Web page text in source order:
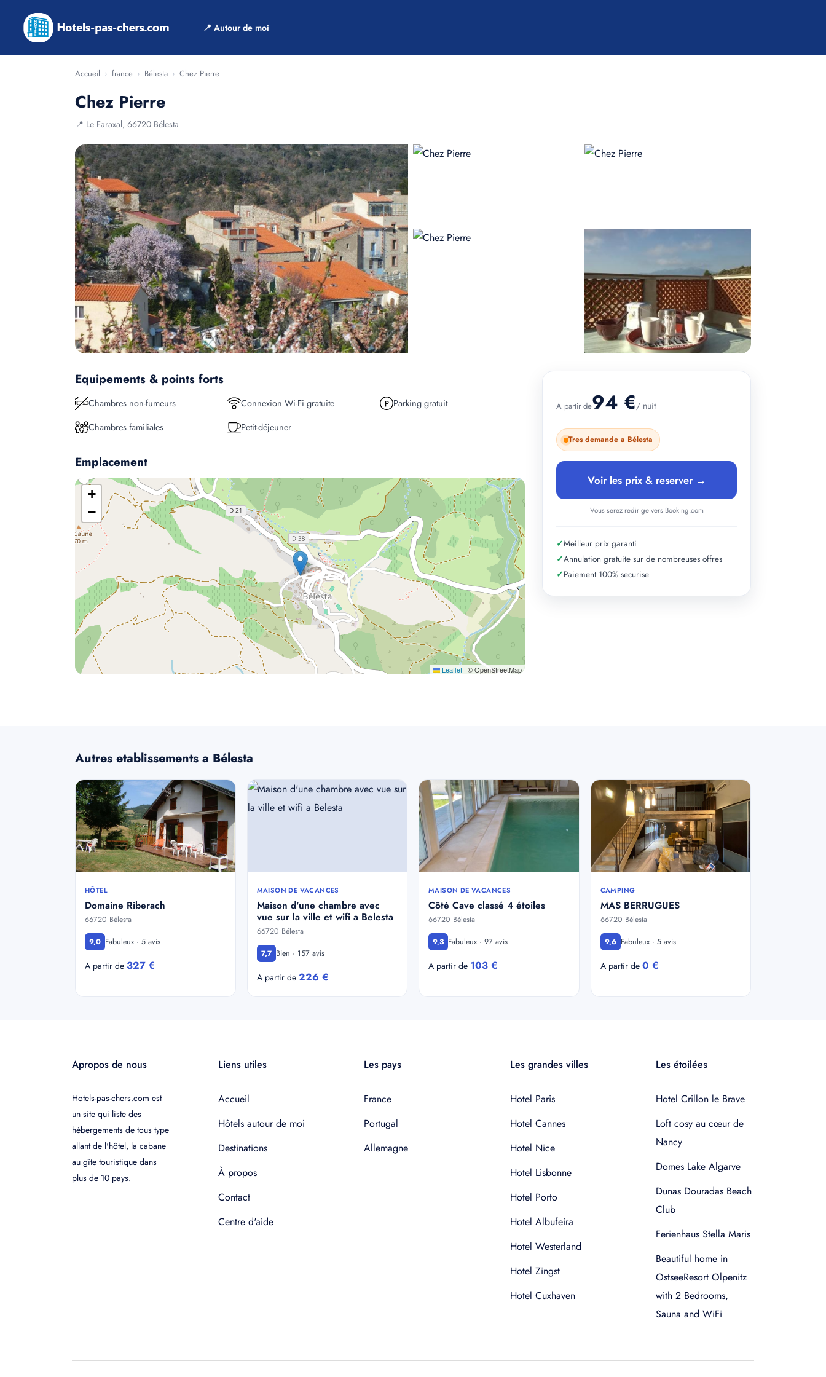
📍 Autour de moi
Accueil › france › Bélesta › Chez Pierre
Chez Pierre
📍 Le Faraxal, 66720 Bélesta
Equipements & points forts
Chambres non-fumeurs Connexion Wi-Fi gratuite
Parking gratuit
Chambres familiales
Petit-déjeuner
Emplacement
+
−
Leaflet | © OpenStreetMap
A partir de94 €/ nuit
Tres demande a Bélesta
Voir les prix & reserver →
Vous serez redirige vers Booking.com
✓Meilleur prix garanti
✓Annulation gratuite sur de nombreuses offres
✓Paiement 100% securise
Autres etablissements a Bélesta
HÔTEL
Domaine Riberach
66720 Bélesta
9,0 Fabuleux · 5 avis
A partir de 327 €
MAISON DE VACANCES
Maison d'une chambre avec
vue sur la ville et wifi a Belesta
66720 Bélesta
7,7 Bien · 157 avis
A partir de 226 €
MAISON DE VACANCES
Côté Cave classé 4 étoiles
66720 Bélesta
9,3 Fabuleux · 97 avis
A partir de 103 €
CAMPING
MAS BERRUGUES
66720 Bélesta
9,6 Fabuleux · 5 avis
A partir de 0 €
Apropos de nous
Hotels-pas-chers.com est
un site qui liste des
hébergements de tous type
allant de l'hôtel, la cabane
au gîte touristique dans
plus de 10 pays.
Liens utiles
Accueil
Hôtels autour de moi
Destinations
À propos
Contact
Centre d'aide
Les pays
France
Portugal
Allemagne
Les grandes villes
Hotel Paris
Hotel Cannes
Hotel Nice
Hotel Lisbonne
Hotel Porto
Hotel Albufeira
Hotel Westerland
Hotel Zingst
Hotel Cuxhaven
Les étoilées
Hotel Crillon le Brave
Loft cosy au cœur de
Nancy
Domes Lake Algarve
Dunas Douradas Beach
Club
Ferienhaus Stella Maris
Beautiful home in
OstseeResort Olpenitz
with 2 Bedrooms,
Sauna and WiFi